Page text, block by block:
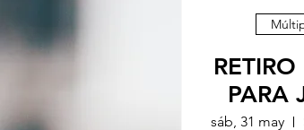
PARA
sáb, 31 may